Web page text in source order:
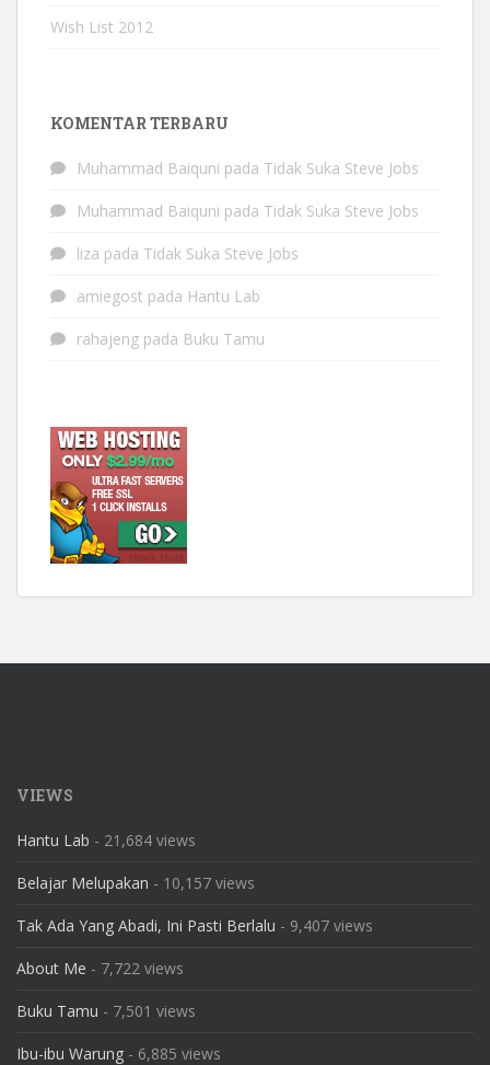
Wish List 2012
KOMENTAR TERBARU
Muhammad Baiquni pada Tidak Suka Steve Jobs
Muhammad Baiquni pada Tidak Suka Steve Jobs
liza pada Tidak Suka Steve Jobs
amiegost pada Hantu Lab
rahajeng pada Buku Tamu
VIEWS
Hantu Lab - 21,684 views
Belajar Melupakan - 10,157 views
Tak Ada Yang Abadi, Ini Pasti Berlalu - 9,407 views
About Me - 7,722 views
Buku Tamu - 7,501 views
Ibu-ibu Warung - 6,885 views